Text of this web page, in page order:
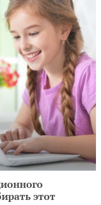
этот